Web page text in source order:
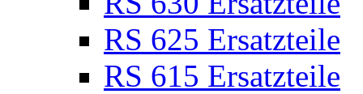
RS 625 Ersatzteile
RS 615 Ersatzteile